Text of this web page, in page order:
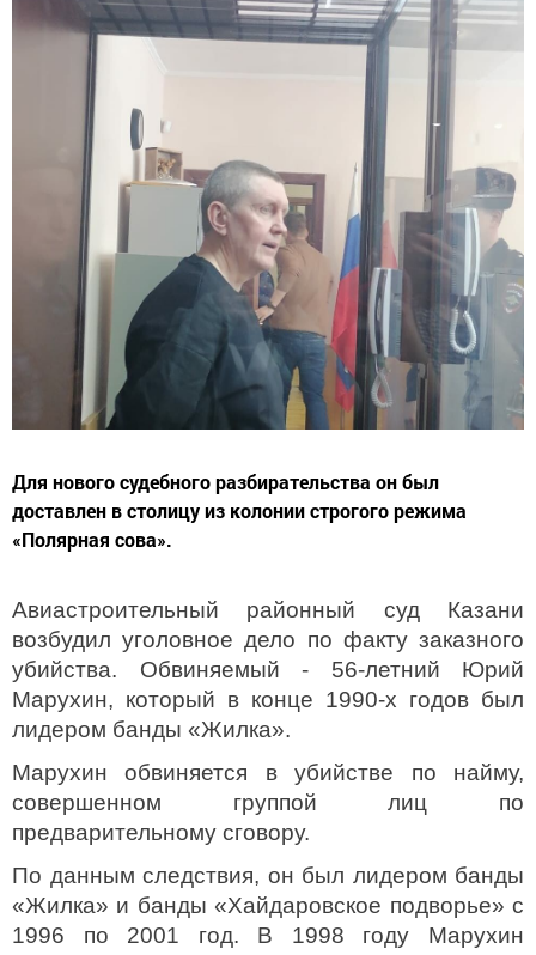
Для нового судебного разбирательства он был
доставлен в столицу из колонии строгого режима
«Полярная сова».
Авиастроительный районный суд Казани
возбудил уголовное дело по факту заказного
убийства. Обвиняемый - 56-летний Юрий
Марухин, который в конце 1990-х годов был
лидером банды «Жилка».
Марухин обвиняется в убийстве по найму,
совершенном группой лиц по
предварительному сговору.
По данным следствия, он был лидером банды
«Жилка» и банды «Хайдаровское подворье» с
1996 по 2001 год. В 1998 году Марухин